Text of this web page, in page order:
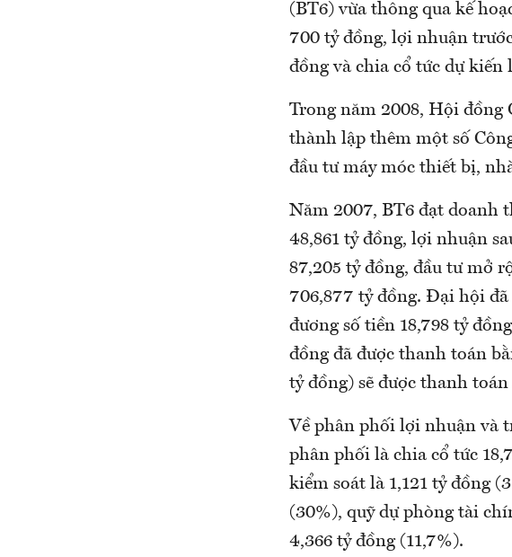
(BT6) vừa thông qua kế
700 tỷ đồng, lợi nhuận
đồng và chia cổ tức dự kiến
Trong năm 2008, Hội đồng
thành lập thêm một số
đầu tư máy móc thiết bị,
Năm 2007, BT6 đạt doanh
48,861 tỷ đồng, lợi nhuận
87,205 tỷ đồng, đầu tư mở
706,877 tỷ đồng. Đại hội
đương số tiền 18,798 tỷ
đồng đã được thanh toán
tỷ đồng) sẽ được thanh
Về phân phối lợi nhuận và
phân phối là chia cổ tức
kiểm soát là 1,121 tỷ đồng
(30%), quỹ dự phòng tài
4,366 tỷ đồng (11,7%).